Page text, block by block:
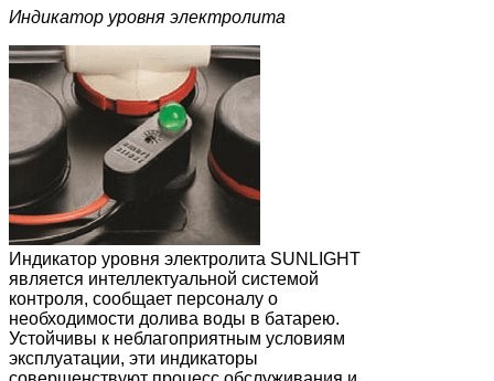
Индикатор уровня электролита
Индикатор уровня электролита SUNLIGHT
является интеллектуальной системой
контроля, сообщает персоналу о
необходимости долива воды в батарею.
Устойчивы к неблагоприятным условиям
эксплуатации, эти индикаторы